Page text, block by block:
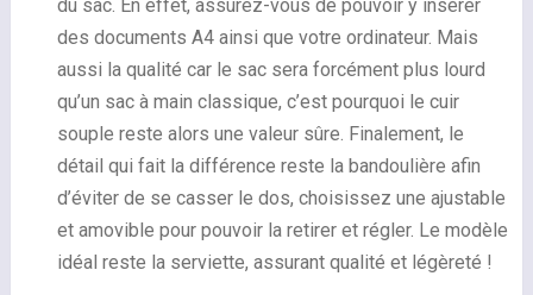
du sac. En effet, assurez-vous de pouvoir y insérer
des documents A4 ainsi que votre ordinateur. Mais
aussi la qualité car le sac sera forcément plus lourd
qu’un sac à main classique, c’est pourquoi le cuir
souple reste alors une valeur sûre. Finalement, le
détail qui fait la différence reste la bandoulière afin
d’éviter de se casser le dos, choisissez une ajustable
et amovible pour pouvoir la retirer et régler. Le modèle
idéal reste la serviette, assurant qualité et légèreté !